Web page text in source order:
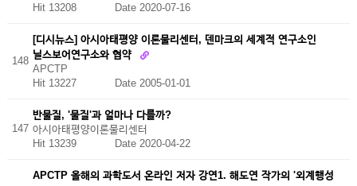
Hit 13208 Date 2020-07-16
148
[디시뉴스] 아시아태평양 이론물리센터, 덴마크의 세계적 연구소인
닐스보어연구소와 협약
APCTP
Hit 13227 Date 2005-01-01
147
반물질, '물질'과 얼마나 다를까?
아시아태평양이론물리센터
Hit 13239 Date 2020-04-22
APCTP 올해의 과학도서 온라인 저자 강연1. 해도연 작가의 '외계행성